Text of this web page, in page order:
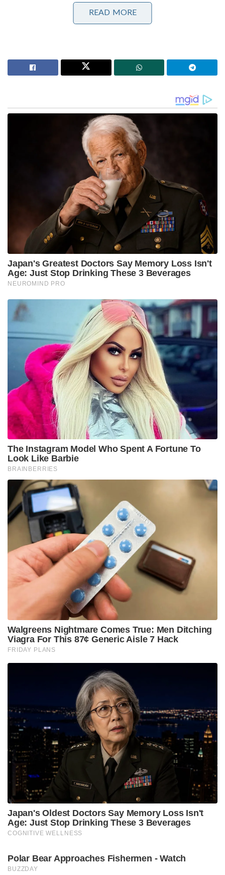
പാർട്ടിക്ക് വേണ്ടി പ്രതികരിച്ചതിനാണ് കള്ളക്കേസിൽ
ജയിലിൽ അടയ്ക്കപ്പെട്ടത്, പിന്തുണ വേണ്ട, പിന്നിൽ
നിന്ന് കുത്തരുത്; ജയരാജനെതിരെ ആഞ്ഞടിച്ച്
; യു.പി.ഐ നിയമഭേദഗതിയിൽ വ്യക്തത വരുത്തി
കേന്ദ്രസർക്കാർ
ഐപിഎസ് ഉദ്യോഗസ്ഥനെതിരായ വനിത
എസ്ഐമാരുടെ പരാതിയെ തുടർന്ന് അതീവ
രഹസ്യമായായിരുന്നു ഡിഐജി അജിത ബീഗം
പ്രാഥമിക അന്വേഷണം നടത്തിയിരുന്നത്. രണ്ട് വനിത
എസ്ഐ മാരാണ് പരാതി നൽകിയിരുന്നത്. തെക്കൻ
ജില്ലകളിലൊന്നിൽ മുൻപ് ജില്ലാ പൊലീസ്
മേധാവിയായി പ്രവർത്തിച്ചിട്ടുള്ള വ്യക്തിയാണ്
ഐപിഎസ് ഉദ്യോഗസ്ഥൻ. നിലവിൽ ഈ
ഉദ്യോഗസ്ഥൻ തിരുവനന്തപുരത്ത് പൊലീസ്
സേനയിൽ ഉയർന്ന സ്ഥാനത്ത് ഇരിക്കുന്ന
വ്യക്തിയാണ്.
Tags: kerala police
women si
complaint against ips officer
READ MORE